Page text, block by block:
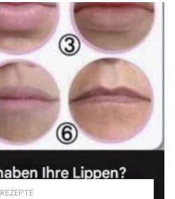
REZEPTE